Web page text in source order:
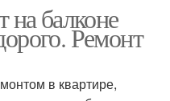
на балконе
Ремонт
в квартире,